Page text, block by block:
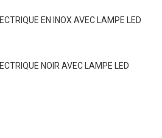
EN INOX AVEC LAMPE LED
NOIR AVEC LAMPE LED